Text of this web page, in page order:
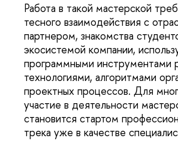
Работа в такой мастерской
тесного взаимодействия с
партнером, знакомства
экосистемой компании,
программными инструментами
технологиями, алгоритмами
проектных процессов. Для
участие в деятельности
становится стартом
трека уже в качестве